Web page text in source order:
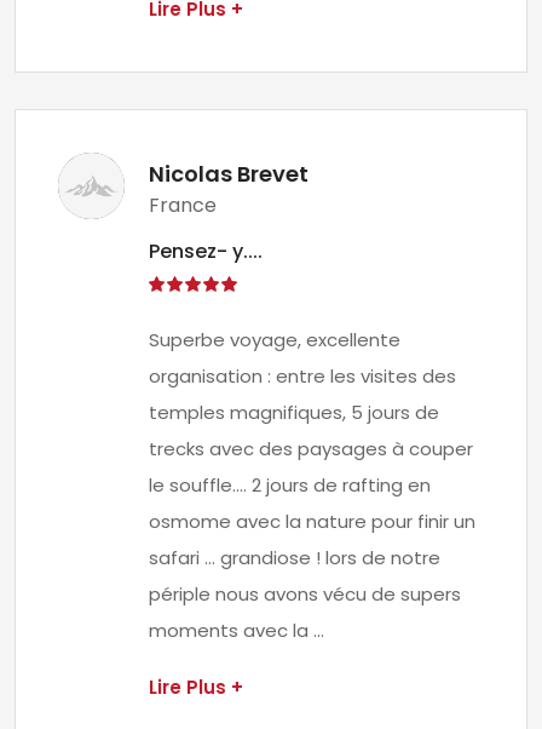
Lire Plus +
Nicolas Brevet
France
Pensez- y....
Superbe voyage, excellente
organisation : entre les visites des
temples magnifiques, 5 jours de
trecks avec des paysages à couper
le souffle.... 2 jours de rafting en
osmome avec la nature pour finir un
safari ... grandiose ! lors de notre
périple nous avons vécu de supers
moments avec la ...
Lire Plus +